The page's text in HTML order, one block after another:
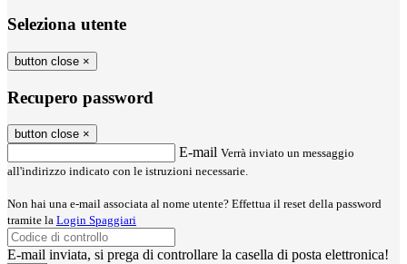
Seleziona utente
button close ×
Recupero password
button close ×
E-mail Verrà inviato un messaggio
all'indirizzo indicato con le istruzioni necessarie.
Non hai una e-mail associata al nome utente? Effettua il reset della password
tramite la Login Spaggiari
E-mail inviata, si prega di controllare la casella di posta elettronica!